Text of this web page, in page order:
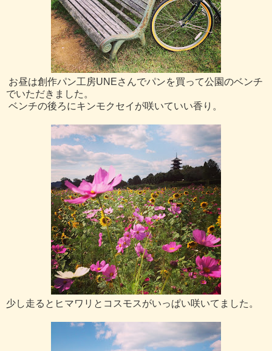
お昼は創作パン工房UNEさんでパンを買って公園のベンチ
でいただきました。
ベンチの後ろにキンモクセイが咲いていい香り。
少し走るとヒマワリとコスモスがいっぱい咲いてました。